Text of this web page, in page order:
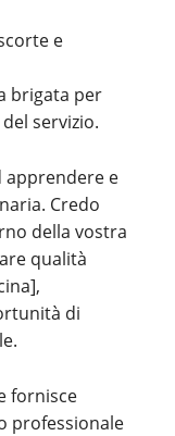
e
brigata per
servizio.
apprendere e
Credo
della vostra
qualità
di
fornisce
professionale